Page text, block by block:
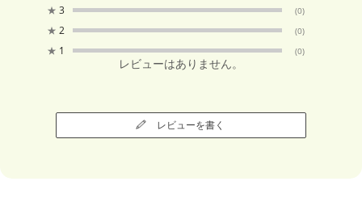
★ 3 (0)
★ 2 (0)
★ 1 (0)
レビューはありません。
レビューを書く